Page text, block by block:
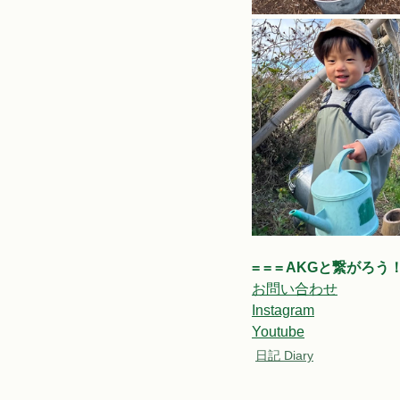
= = = AKGと繋がろう
お問い合わせ
Instagram
Youtube
日記 Diary